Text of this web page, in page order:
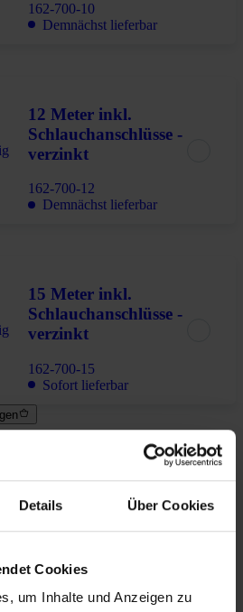
Details Über Cookies
Cookies
um Inhalte und Anzeigen zu
162-700-10
Demnächst lieferbar
12 Meter inkl.
Schlauchanschlüsse -
verzinkt
162-700-12
Demnächst lieferbar
15 Meter inkl.
Schlauchanschlüsse -
verzinkt
162-700-15
Sofort lieferbar